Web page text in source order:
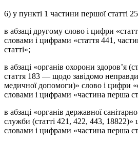
6) у пункті 1 частини першої статті
в абзаці другому слово і цифри
словами і цифрами «стаття 441,
статті»;
в абзаці «органів охорони здоров’я
стаття 183 — щодо завідомо
медичної допомоги)» слово і цифри
словами і цифрами «частина перша
в абзаці «органів державної
служби (статті 421, 422, 443, 18822)»
словами і цифрами «частина перша